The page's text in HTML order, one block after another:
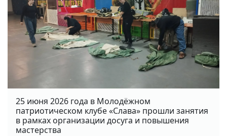
25 июня 2026 года в Молодёжном
патриотическом клубе «Слава» прошли занятия
в рамках организации досуга и повышения
мастерства